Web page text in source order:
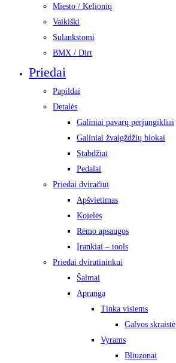
Miesto / Kelionių
Vaikiški
Sulankstomi
BMX / Dirt
Priedai
Papildai
Detalės
Galiniai pavarų perjungikliai
Galiniai žvaigždžių blokai
Stabdžiai
Pedalai
Priedai dviračiui
Apšvietimas
Kojelės
Rėmo apsaugos
Įrankiai – tools
Priedai dviratininkui
Šalmai
Apranga
Tinka visiems
Galvos skraistė
Vyrams
Bliuzonai